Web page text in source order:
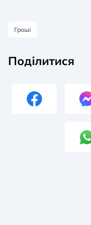
Гроші
Поділитися